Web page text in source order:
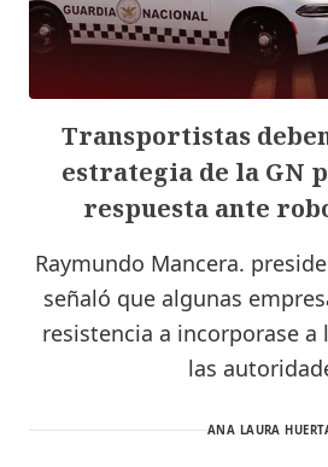
Transportistas
estrategia de la GN
respuesta ante
Raymundo Mancera.
señaló que algunas
resistencia a incorporase a
las
ANA LAURA